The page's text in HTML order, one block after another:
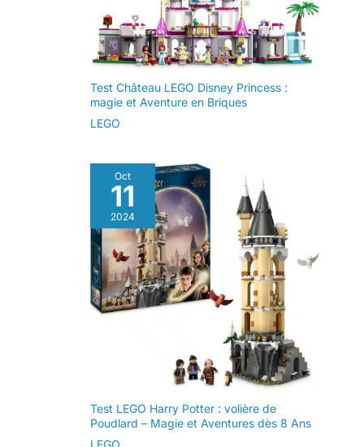
Test Château LEGO Disney Princess :
magie et Aventure en Briques
LEGO
Oct
11
2024
Test LEGO Harry Potter : volière de
Poudlard – Magie et Aventures dès 8 Ans
LEGO